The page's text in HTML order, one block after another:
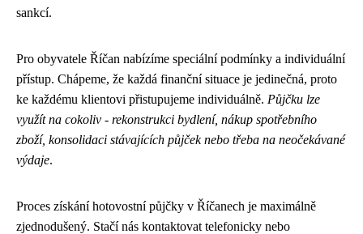
sankcí.
Pro obyvatele Říčan nabízíme speciální podmínky a individuální
přístup. Chápeme, že každá finanční situace je jedinečná, proto
ke každému klientovi přistupujeme individuálně. Půjčku lze
využít na cokoliv - rekonstrukci bydlení, nákup spotřebního
zboží, konsolidaci stávajících půjček nebo třeba na neočekávané
výdaje.
Proces získání hotovostní půjčky v Říčanech je maximálně
zjednodušený. Stačí nás kontaktovat telefonicky nebo